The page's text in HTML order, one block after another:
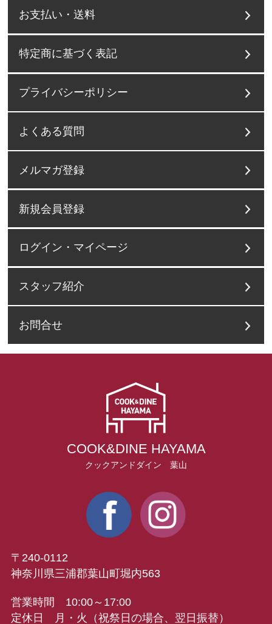
お支払い・送料
特定商に基づく表記
プライバシーポリシー
よくある質問
メルマガ登録
新規会員登録
ログイン・マイページ
スタッフ紹介
お問合せ
COOK&DINE HAYAMA
クックアンドダイン 葉山
〒240-0112
神奈川県三浦郡葉山町堀内563
営業時間 10:00～17:00
定休日 月・火（祝祭日の場合、翌日振替）